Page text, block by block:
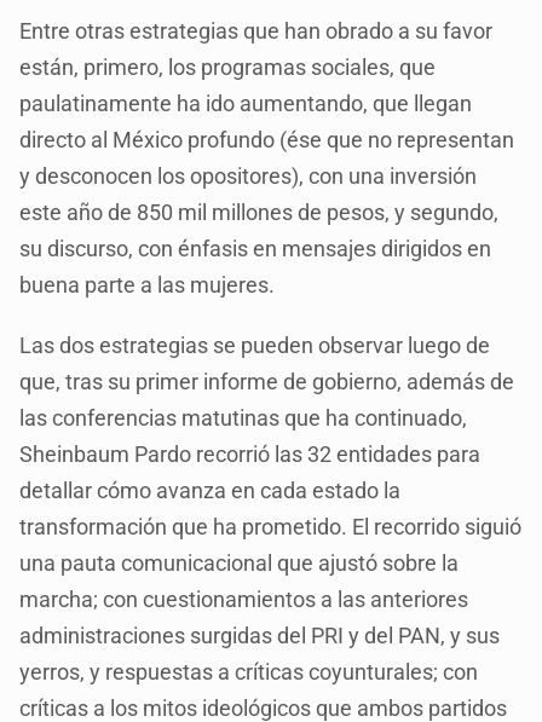
Entre otras estrategias que han obrado a su favor
están, primero, los programas sociales, que
paulatinamente ha ido aumentando, que llegan
directo al México profundo (ése que no representan
y desconocen los opositores), con una inversión
este año de 850 mil millones de pesos, y segundo,
su discurso, con énfasis en mensajes dirigidos en
buena parte a las mujeres.
Las dos estrategias se pueden observar luego de
que, tras su primer informe de gobierno, además de
las conferencias matutinas que ha continuado,
Sheinbaum Pardo recorrió las 32 entidades para
detallar cómo avanza en cada estado la
transformación que ha prometido. El recorrido siguió
una pauta comunicacional que ajustó sobre la
marcha; con cuestionamientos a las anteriores
administraciones surgidas del PRI y del PAN, y sus
yerros, y respuestas a críticas coyunturales; con
críticas a los mitos ideológicos que ambos partidos